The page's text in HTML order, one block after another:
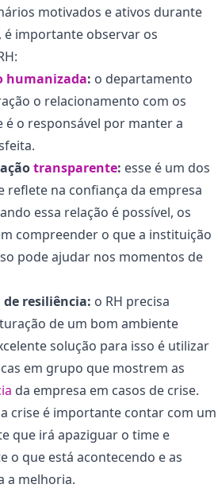
motivados e ativos durante
é importante observar os
humanizada: o departamento
o relacionamento com os
é o responsável por manter a
transparente: esse é um dos
reflete na confiança da empresa
essa relação é possível, os
compreender o que a instituição
pode ajudar nos momentos de
resiliência: o RH precisa
de um bom ambiente
solução para isso é utilizar
em grupo que mostrem as
da empresa em casos de crise.
crise é importante contar com um
que irá apaziguar o time e
o que está acontecendo e as
a melhoria.